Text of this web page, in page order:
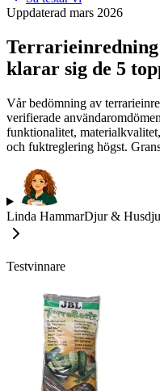
Uppdaterad mars 2026
Terrarieinredning
klarar sig de 5
Vår bedömning av
verifierade
funktionalitet,
och fuktreglering högst.
Linda HammarDjur &
Testvinnare